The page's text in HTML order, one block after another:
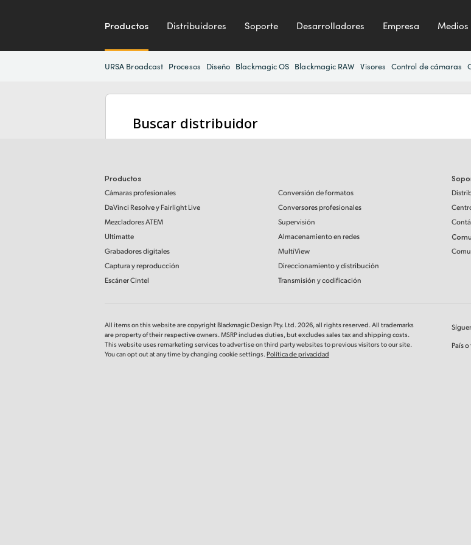
Productos Distribuidores Soporte Desarrolladores Empresa Medios
URSA Broadcast Procesos Diseño Blackmagic OS Blackmagic RAW Visores Control de cámaras
Buscar distribuidor
Productos
Cámaras profesionales
DaVinci Resolvey Fairlight Live
Mezcladores ATEM
Ultimatte
Grabadores digitales
Captura y reproducción
Escáner Cintel
Conversión de formatos
Conversores profesionales
Supervisión
Almacenamiento en redes
MultiView
Direccionamiento y distribución
Transmisión y codificación
All items on this website are copyright Blackmagic Design Pty. Ltd. 2026, all rights reserved. All trademarks
are propertyof their respective owners. MSRP includes duties, but excludes sales tax and shipping costs.
This website uses remarketing services to advertise on third party websites to previous visitors to our site.
You can opt out at any time by changing cookie settings.Política de privacidad
País